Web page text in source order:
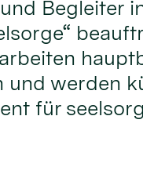
Begleiter
und werden
für